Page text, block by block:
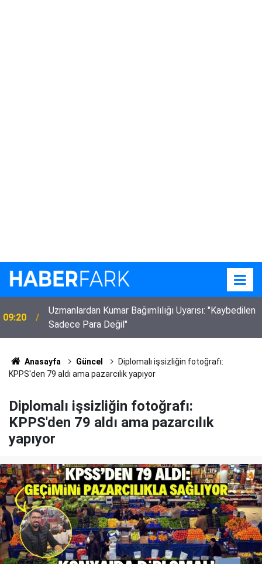
09:20
Uzmanlardan Kumar Bağımlılığı Uyarısı: "Kaybedilen
Sadece Para Değil"
Anasayfa Güncel
Diplomalı işsizliğin fotoğrafı:
KPPS'den 79 aldı ama pazarcılık yapıyor
Diplomalı işsizliğin fotoğrafı:
KPPS'den 79 aldı ama pazarcılık
yapıyor